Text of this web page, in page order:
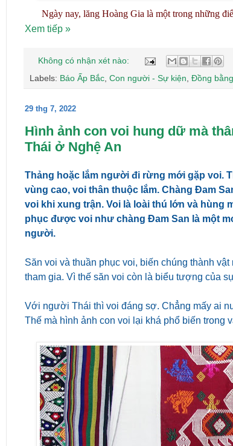
Ngày nay, lăng Hoàng Gia là một trong những
Xem tiếp »
Không có nhận xét nào:
Labels: Báo Ấp Bắc, Con người - Sự kiện, Đồng
29 thg 7, 2022
Hình ảnh con voi hung dữ mà
Thái ở Nghệ An
Thảng hoặc lắm người đi rừng mới gặp voi.
vùng cao, voi thân thuộc lắm. Chàng Đam
voi khi xung trận. Voi là loài thú lớn và hùng
phục được voi như chàng Đam San là một
người.
Săn voi và thuần phục voi, biến chúng thành
tham gia. Vì thế săn voi còn là biểu tượng của
Với người Thái thì voi đáng sợ. Chẳng mấy ai
Thế mà hình ảnh con voi lại khá phổ biến trong